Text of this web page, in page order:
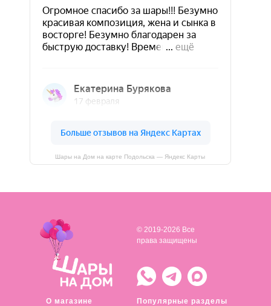
Шары на Дом на карте Подольска — Яндекс Карты
О магазине Популярные разделы
© 2019-2026 Все
права защищены